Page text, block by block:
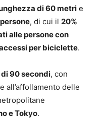
di 60 metri e
, di cui il 20%
alle persone con
per biciclette.
90 secondi, con
all’affollamento delle
e Tokyo.